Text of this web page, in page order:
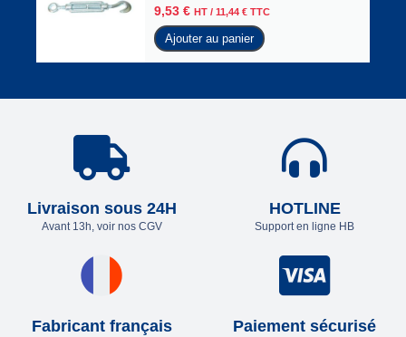
9,53 € HT / 11,44 € TTC
Ajouter au panier
Livraison sous 24H
Avant 13h, voir nos CGV
HOTLINE
Support en ligne HB
Fabricant français Paiement sécurisé